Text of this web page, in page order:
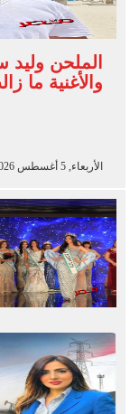
الملحن
والأغنية ما
الأربعاء, 5 أغسطس 2026 - 16:50